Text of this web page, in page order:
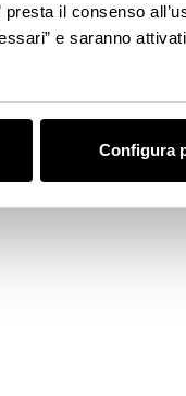
presta il consenso
e saranno
Configura